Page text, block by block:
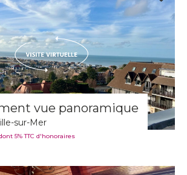
vue panoramique
sur-Mer
5% TTC d'honoraires